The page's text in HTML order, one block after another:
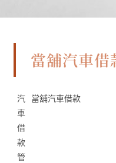
當舖汽車
汽
車
借
款
管
當舖汽車借款